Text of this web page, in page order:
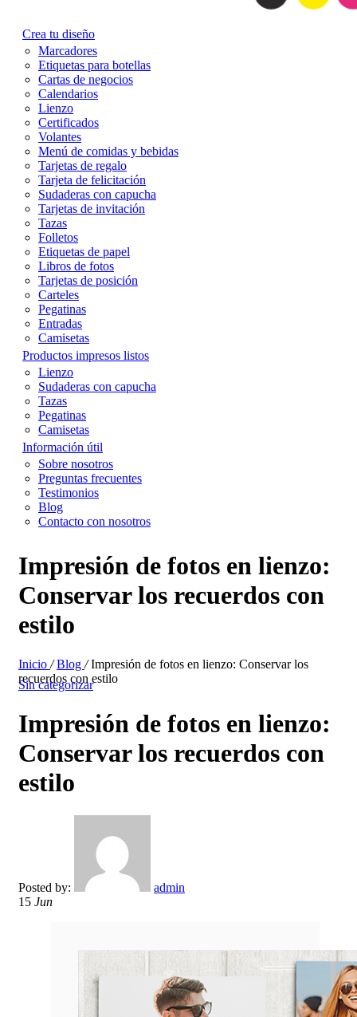
Crea tu diseño
Marcadores
Etiquetas para botellas
Cartas de negocios
Calendarios
Lienzo
Certificados
Volantes
Menú de comidas y bebidas
Tarjetas de regalo
Tarjeta de felicitación
Sudaderas con capucha
Tarjetas de invitación
Tazas
Folletos
Etiquetas de papel
Libros de fotos
Tarjetas de posición
Carteles
Pegatinas
Entradas
Camisetas
Productos impresos listos
Lienzo
Sudaderas con capucha
Tazas
Pegatinas
Camisetas
Información útil
Sobre nosotros
Preguntas frecuentes
Testimonios
Blog
Contacto con nosotros
Impresión de fotos en lienzo:
Conservar los recuerdos con
estilo
Inicio /Blog /Impresión de fotos en lienzo: Conservar los
recuerdos con estilo
Sin categorizar
Impresión de fotos en lienzo:
Conservar los recuerdos con
estilo
Posted by:
admin
15 Jun